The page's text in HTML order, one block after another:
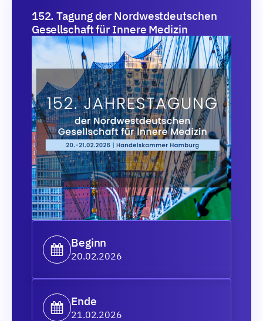
152. Tagung der Nordwestdeutschen
Gesellschaft für Innere Medizin
Beginn
20.02.2026
Ende
21.02.2026